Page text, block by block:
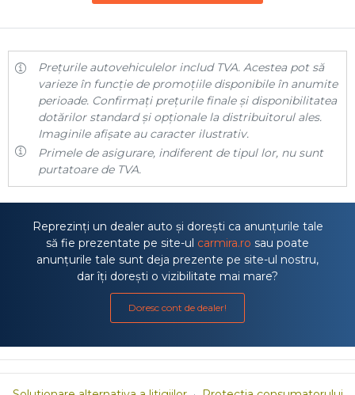
Prețurile autovehiculelor includ TVA. Acestea pot să
varieze în funcție de promoțiile disponibile în anumite
perioade. Confirmați prețurile finale și disponibilitatea
dotărilor standard și opționale la distribuitorul ales.
Imaginile afișate au caracter ilustrativ.
Primele de asigurare, indiferent de tipul lor, nu sunt
purtatoare de TVA.
Reprezinți un dealer auto și dorești ca anunțurile tale
să fie prezentate pe site-ul carmira.ro sau poate
anunțurile tale sunt deja prezente pe site-ul nostru,
dar îți dorești o vizibilitate mai mare?
Doresc cont de dealer!